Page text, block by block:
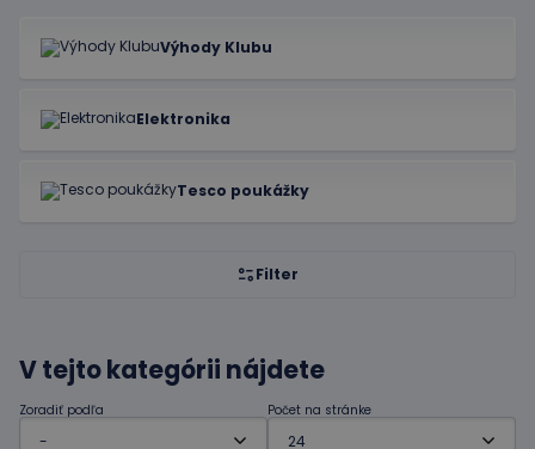
Výhody Klubu
Elektronika
Tesco poukážky
Filter
V tejto kategórii nájdete
Zoradiť podľa Počet na stránke